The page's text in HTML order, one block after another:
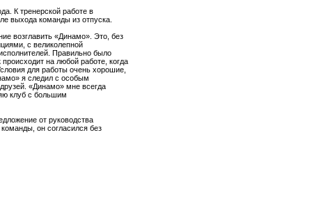
К тренерской работе в
выхода команды из отпуска.
возглавить «Динамо». Это, без
с великолепной
Правильно было
на любой работе, когда
для работы очень хорошие,
я следил с особым
«Динамо» мне всегда
клуб с большим
от руководства
команды, он согласился без